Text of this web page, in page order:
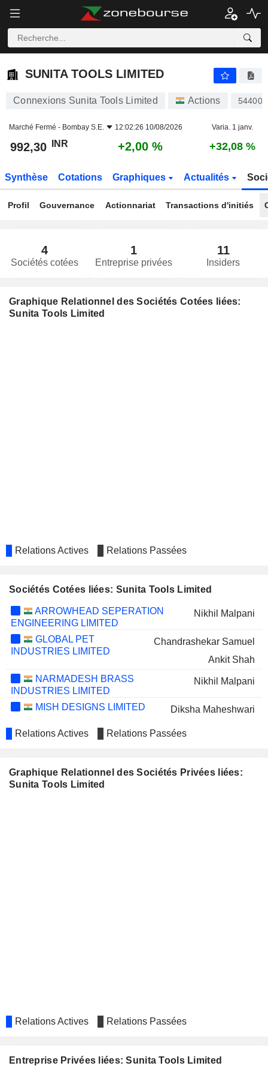
SUNITA TOOLS LIMITED
SUNITA TOOLS LIMITED
Connexions Sunita Tools Limited Actions 544001
Marché Fermé - Bombay S.E. 12:02:26 10/08/2026 Varia. 1 janv.
992,30 INR +2,00 % +32,08 %
Synthèse Cotations Graphiques Actualités
Profil Gouvernance Actionnariat Transactions d'initiés
4
Sociétés cotées
1
Entreprise privées
11
Insiders
Graphique Relationnel des Sociétés Cotées liées:
Sunita Tools Limited
Relations Actives Relations Passées
Sociétés Cotées liées: Sunita Tools Limited
ARROWHEAD SEPERATION
ENGINEERING LIMITED
Nikhil Malpani
GLOBAL PET
INDUSTRIES LIMITED
Chandrashekar Samuel
Ankit Shah
NARMADESH BRASS
INDUSTRIES LIMITED
Nikhil Malpani
MISH DESIGNS LIMITED Diksha Maheshwari
Relations Actives Relations Passées
Graphique Relationnel des Sociétés Privées liées:
Sunita Tools Limited
Relations Actives Relations Passées
Entreprise Privées liées: Sunita Tools Limited